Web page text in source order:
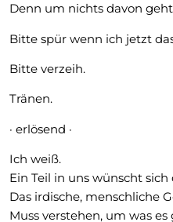
Denn um nichts davon geht
Bitte spür wenn ich jetzt
Bitte verzeih.
Tränen.
· erlösend ·
Ich weiß.
Ein Teil in uns wünscht sich
Das irdische, menschliche
Muss verstehen, um was